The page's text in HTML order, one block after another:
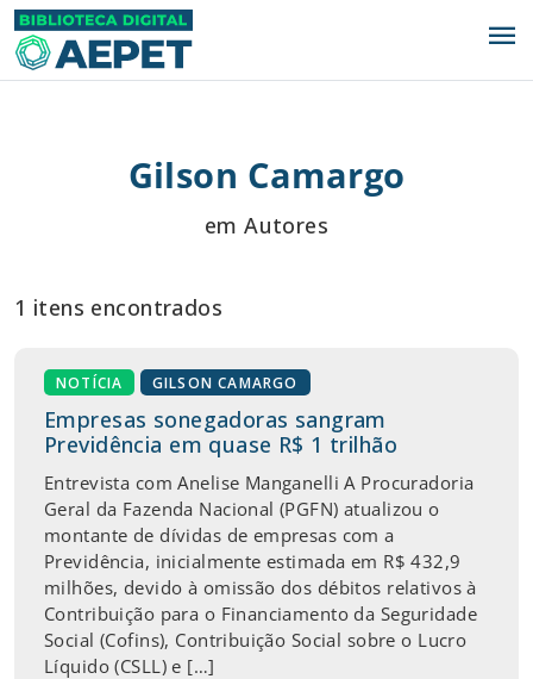
menu
Gilson Camargo
em Autores
1 itens encontrados
NOTÍCIA GILSON CAMARGO
Empresas sonegadoras sangram
Previdência em quase R$ 1 trilhão
Entrevista com Anelise Manganelli A Procuradoria
Geral da Fazenda Nacional (PGFN) atualizou o
montante de dívidas de empresas com a
Previdência, inicialmente estimada em R$ 432,9
milhões, devido à omissão dos débitos relativos à
Contribuição para o Financiamento da Seguridade
Social (Cofins), Contribuição Social sobre o Lucro
Líquido (CSLL) e […]